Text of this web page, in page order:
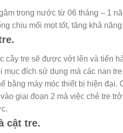
trong nước từ 06 tháng – 1
chịu mối mọt tốt, tăng khả
.
cây tre sẽ được vớt lên và tiến
đích sử dụng mà các nan
bằng máy móc thiết bị hiện đại.
giai đoạn 2 mà việc chẻ tre
cật tre.